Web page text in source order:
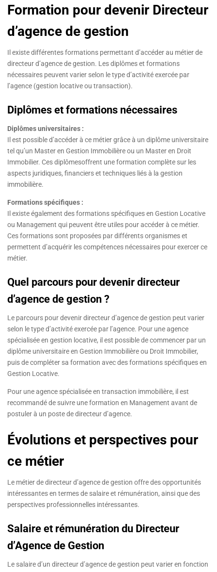
Formation pour devenir Directeur
d’agence de gestion
Il existe différentes formations permettant d’accéder au métier de
directeur d’agence de gestion. Les diplômes et formations
nécessaires peuvent varier selon le type d’activité exercée par
l’agence (gestion locative ou transaction).
Diplômes et formations nécessaires
Diplômes universitaires :
Il est possible d’accéder à ce métier grâce à un diplôme universitaire
tel qu’un Master en Gestion Immobilière ou un Master en Droit
Immobilier. Ces diplômesoffrent une formation complète sur les
aspects juridiques, financiers et techniques liés à la gestion
immobilière.
Formations spécifiques :
Il existe également des formations spécifiques en Gestion Locative
ou Management qui peuvent être utiles pour accéder à ce métier.
Ces formations sont proposées par différents organismes et
permettent d’acquérir les compétences nécessaires pour exercer ce
métier.
Quel parcours pour devenir directeur
d’agence de gestion ?
Le parcours pour devenir directeur d’agence de gestion peut varier
selon le type d’activité exercée par l’agence. Pour une agence
spécialisée en gestion locative, il est possible de commencer par un
diplôme universitaire en Gestion Immobilière ou Droit Immobilier,
puis de compléter sa formation avec des formations spécifiques en
Gestion Locative.
Pour une agence spécialisée en transaction immobilière, il est
recommandé de suivre une formation en Management avant de
postuler à un poste de directeur d’agence.
Évolutions et perspectives pour
ce métier
Le métier de directeur d’agence de gestion offre des opportunités
intéressantes en termes de salaire et rémunération, ainsi que des
perspectives professionnelles intéressantes.
Salaire et rémunération du Directeur
d’Agence de Gestion
Le salaire d’un directeur d’agence de gestion peut varier en fonction